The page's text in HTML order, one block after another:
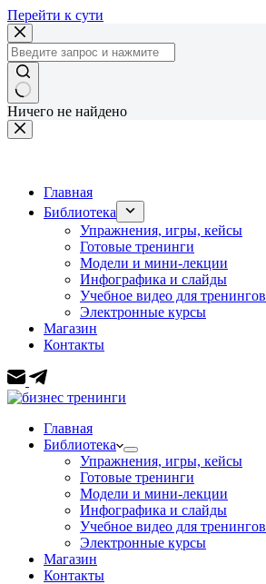
Перейти к сути
Ничего не найдено
Главная
Библиотека
Упражнения, игры, кейсы
Готовые тренинги
Модели и мини-лекции
Инфографика и слайды
Учебное видео для тренингов
Электронные курсы
Магазин
Контакты
Главная
Библиотека
Упражнения, игры, кейсы
Готовые тренинги
Модели и мини-лекции
Инфографика и слайды
Учебное видео для тренингов
Электронные курсы
Магазин
Контакты